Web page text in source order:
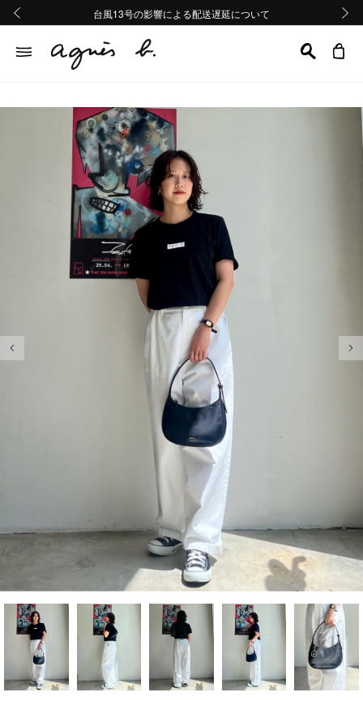
熊本地域地震の影響による配送遅延について
Summer Sale 2buy10%OFF!!
台風13号の影響による配送遅延について
熊本地域地震の影響による配送遅延について
Summer Sale 2buy10%OFF!!
前の画像